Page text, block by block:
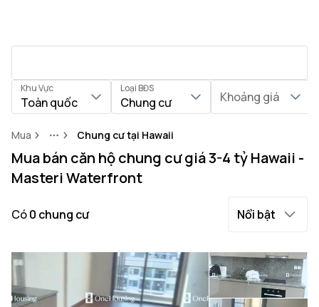
Khu Vực
Toàn quốc
Loại BĐS
Chung cư Khoảng giá
Mua MoreChung cư tại Hawaii
Mua bán căn hộ chung cư giá 3-4 tỷ Hawaii -
Masteri Waterfront
Có0 chung cư Nổi bật